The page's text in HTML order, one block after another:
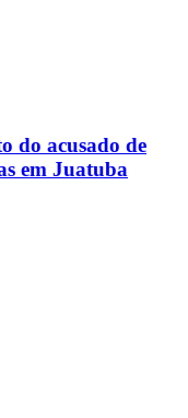
do acusado de
em Juatuba